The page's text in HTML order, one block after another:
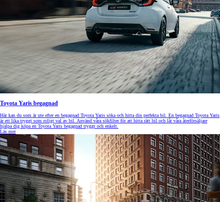
Toyota Yaris begagnad
Här kan du som är ute efter en begagnad Toyota Yaris söka och hitta din perfekta bil. En begagnad Toyota Yaris
är ett lika tryggt som roligt val av bil. Använd våra sökfilter för att hitta rätt bil och låt våra återförsäljare
hjälpa dig köpa en Toyota Yaris begagnad tryggt och enkelt.
Läs mer